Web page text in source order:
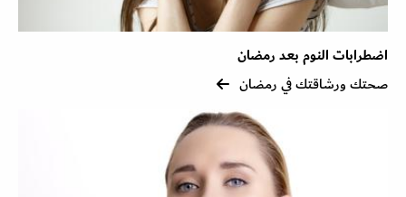
اضطرابات النوم بعد رمضان
صحتك ورشاقتك في رمضان